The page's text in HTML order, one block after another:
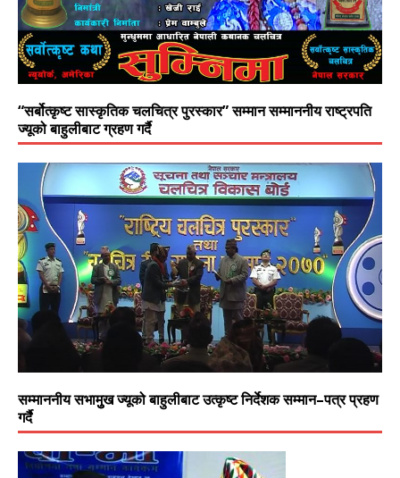
“सर्बोत्कृष्ट सास्कृतिक चलचित्र पुरस्कार” सम्मान सम्माननीय राष्ट्रपति
ज्यूको बाहुलीबाट ग्रहण गर्दै
सम्माननीय सभामुुख ज्यूको बाहुलीबाट उत्कृष्ट निर्देशक सम्मान–पत्र प्रहण
गर्दै